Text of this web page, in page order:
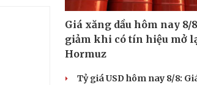
Giá xăng dầu hôm nay 8/
giảm khi có tín hiệu mở
Hormuz
Tỷ giá USD hôm nay 8/8: